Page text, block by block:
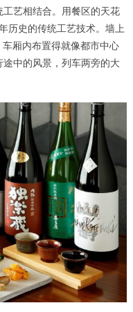
艺相结合。用餐区的天花
历史的传统工艺技术。墙上
厢内布置得就像都市中心
中的风景，列车两旁的大